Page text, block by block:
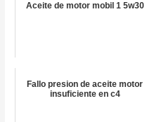
Aceite de motor mobil 1 5w30
Fallo presion de aceite motor
insuficiente en c4